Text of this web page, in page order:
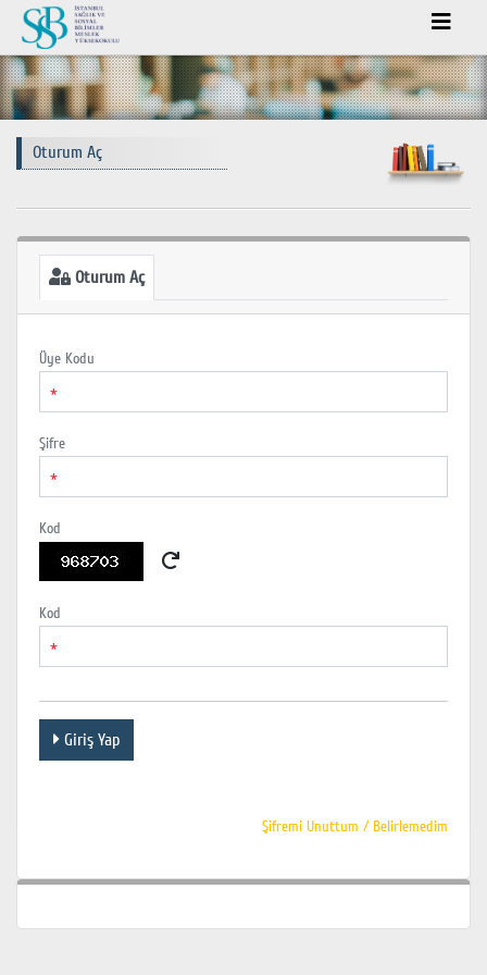
Oturum Aç
Oturum Aç
Üye Kodu
*
Şifre
*
Kod
Kod
*
Giriş Yap
Şifremi Unuttum / Belirlemedim